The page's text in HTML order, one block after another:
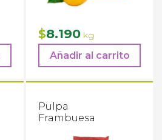
$8.190kg
Añadir al carrito
Pulpa
Frambuesa